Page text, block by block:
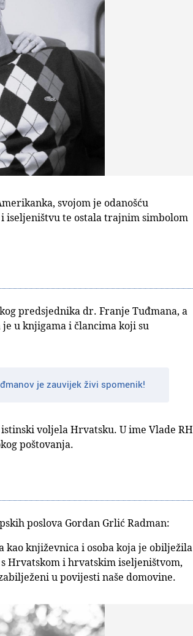
svojom je odanošću
iseljeništvu te ostala trajnim simbolom
predsjednika dr. Franje Tuđmana, a
u knjigama i člancima koji su
je zauvijek živi spomenik!
voljela Hrvatsku. U ime Vlade RH
poštovanja.
poslova Gordan Grlić Radman:
kao književnica i osoba koja je obilježila
Hrvatskom i hrvatskim iseljeništvom,
u povijesti naše domovine.